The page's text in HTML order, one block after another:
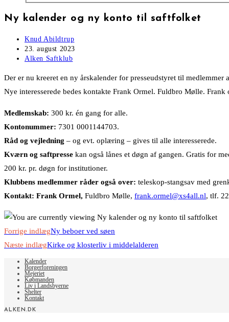
Ny kalender og ny konto til saftfolket
Post
author:
Knud Abildtrup
Post
published:
23. august 2023
Post
Alken Saftklub
Der er nu kreeret en ny årskalender for presseudstyret til
Nye interesserede bedes kontakte Frank Ormel. Fuldbro Mølle.
Medlemskab: 300 kr. én gang for alle.
Kontonummer: 7301 0001144703.
Råd og vejledning – og evt. oplæring – gives til alle interesserede.
Kværn og saftpresse kan også lånes et døgn af gangen. Gratis for
200 kr. pr. døgn for institutioner.
Klubbens medlemmer råder også over: teleskop-stangsav med
Kontakt: Frank Ormel, Fuldbro Mølle, frank.ormel@xs4all.nl, tlf.
Read
more
articles
Forrige indlægNy beboer ved søen
Næste indlægKirke og klosterliv i middelalderen
Kalender
Borgerforeningen
Mejeriet
Købmanden
Liv i Landsbyerne
Shelter
Kontakt
ALKEN.DK